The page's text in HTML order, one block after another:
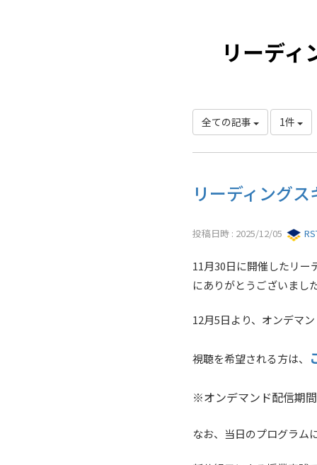
リーディ
全ての記事 1件
リーディング
投稿日時 : 2025/12/05
11月30日に開催したリー
にありがとうございまし
12月5日より、オンデマ
視聴を希望される方は、
※オンデマンド配信期
なお、当日のプログラム